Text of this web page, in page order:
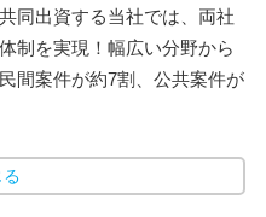
同出資する当社では、両社
制を実現！幅広い分野から
間案件が約7割、公共案件が